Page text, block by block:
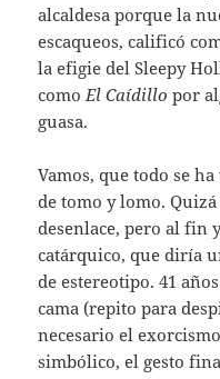
alcaldesa porque la
escaqueos, calificó
la efigie del Sleepy
como El Caídillo por
guasa.
Vamos, que todo se
de tomo y lomo.
desenlace, pero al fin
catárquico, que diría
de estereotipo. 41
cama (repito para
necesario el
simbólico, el gesto